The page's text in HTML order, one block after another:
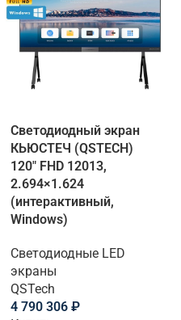
Светодиодный экран
КЬЮСТЕЧ (QSTECH)
120" FHD 12013,
2.694×1.624
(интерактивный,
Windows)
Светодиодные LED
экраны
QSTech
4 790 306 ₽